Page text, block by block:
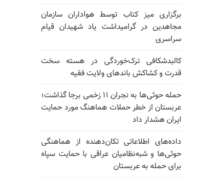
برگزاری میز کتاب توسط هواداران سازمان
مجاهدین در گرامیداشت یاد شهیدان قیام
سراسری
کالبدشکافی ترک‌خوردگی در هسته سخت
قدرت و کشاکش باندهای ولایت فقیه
حمله حوثی‌ها به نجران ۱۱ زخمی برجا گذاشت؛
عربستان از خطر حملات هماهنگ مورد حمایت
ایران هشدار داد
داده‌های اطلاعاتی تکان‌دهنده از هماهنگی
حوثی‌ها و شبه‌نظامیان عراقی با حمایت سپاه
برای حمله به عربستان